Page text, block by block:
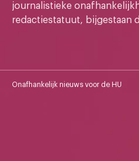
journalistieke
redactiestatuut, bijgestaan
Onafhankelijk nieuws voor de HU